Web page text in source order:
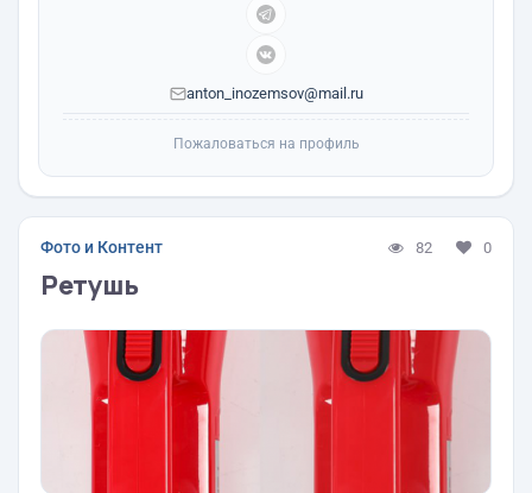
anton_inozemsov@mail.ru
Пожаловаться на профиль
Фото и Контент 82 0
Ретушь